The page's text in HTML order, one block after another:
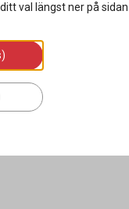
val längst ner på